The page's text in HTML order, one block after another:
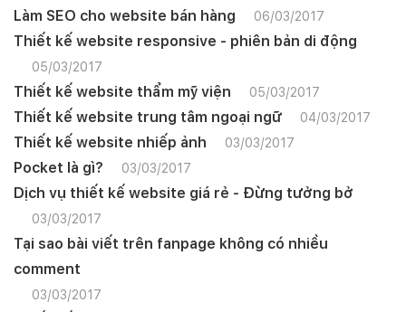
Làm SEO cho website bán hàng 06/03/2017
Thiết kế website responsive - phiên bản di động
05/03/2017
Thiết kế website thẩm mỹ viện 05/03/2017
Thiết kế website trung tâm ngoại ngữ 04/03/2017
Thiết kế website nhiếp ảnh 03/03/2017
Pocket là gì? 03/03/2017
Dịch vụ thiết kế website giá rẻ - Đừng tưởng bở
03/03/2017
Tại sao bài viết trên fanpage không có nhiều
comment
03/03/2017
Mobile: